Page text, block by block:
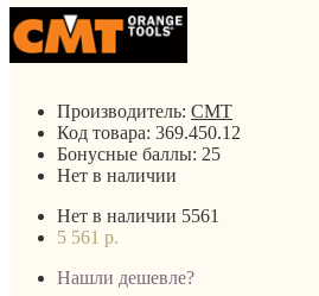
Производитель: CMT
Код товара: 369.450.12
Бонусные баллы: 25
Нет в наличии
Нет в наличии 5561
5 561 р.
Нашли дешевле?